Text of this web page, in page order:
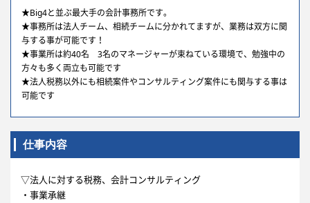
★Big4と並ぶ最大手の会計事務所です。
★事務所は法人チーム、相続チームに分かれてますが、業務は双方に関
与する事が可能です！
★事業所は約40名 3名のマネージャーが束ねている環境で、勉強中の
方々も多く両立も可能です
★法人税務以外にも相続案件やコンサルティング案件にも関与する事は
可能です
仕事内容
▽法人に対する税務、会計コンサルティング
・事業承継